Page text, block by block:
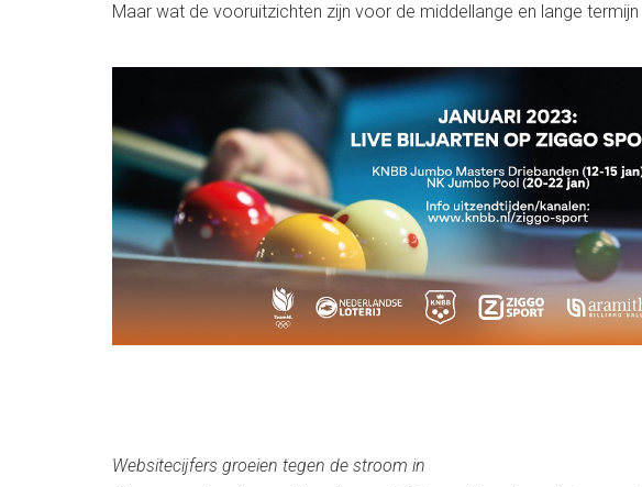
Maar wat de vooruitzichten zijn voor de middellange en lange
Websitecijfers groeien tegen de stroom in